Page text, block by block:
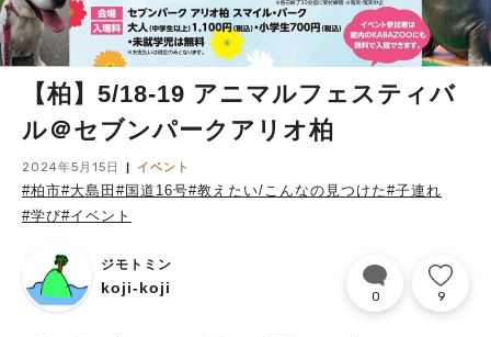
【柏】5/18-19 アニマルフェスティバ
ル＠セブンパークアリオ柏
2024年5月15日 イベント
#柏市#大島田 #国道16号#教えたい/こんなの見つけた#子連れ
#学び#イベント
ジモトミン
koji-koji 0 9